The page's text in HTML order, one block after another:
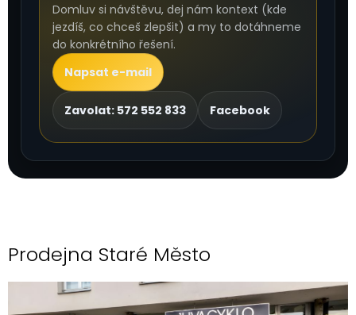
Domluv si návštěvu, dej nám kontext (kde
jezdíš, co chceš zlepšit) a my to dotáhneme
do konkrétního řešení.
Napsat e-mail
Zavolat: 572 552 833 Facebook
Prodejna Staré Město